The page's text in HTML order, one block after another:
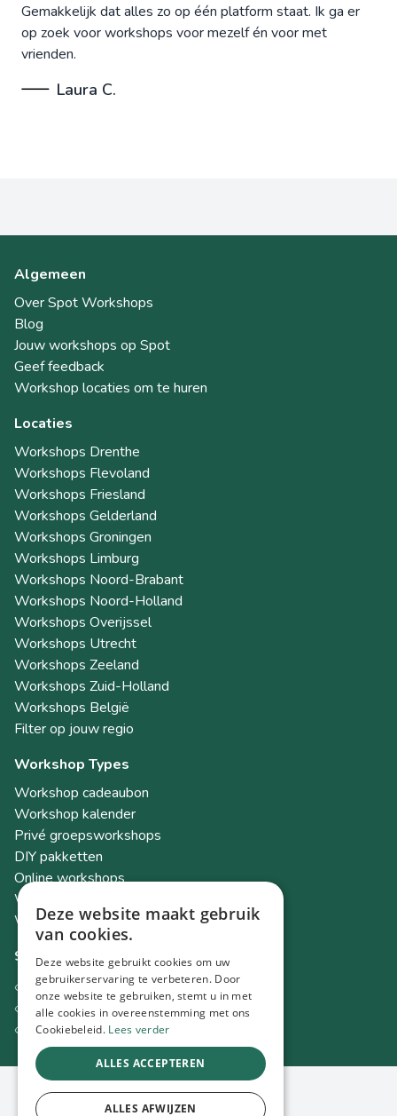
Gemakkelijk dat alles zo op één platform staat. Ik ga er
op zoek voor workshops voor mezelf én voor met
vrienden.
Laura C.
Algemeen
Over Spot Workshops
Blog
Jouw workshops op Spot
Geef feedback
Workshop locaties om te huren
Locaties
Workshops Drenthe
Workshops Flevoland
Workshops Friesland
Workshops Gelderland
Workshops Groningen
Workshops Limburg
Workshops Noord-Brabant
Workshops Noord-Holland
Workshops Overijssel
Workshops Utrecht
Workshops Zeeland
Workshops Zuid-Holland
Workshops België
Filter op jouw regio
Workshop Types
Workshop cadeaubon
Workshop kalender
Privé groepsworkshops
DIY pakketten
Online workshops
Workshops als teambuilding
Workshop Academy
Socials
Instagram
Facebook
TikTok
© 2026 Spot Workshops
Deze website maakt gebruik
van cookies.
Deze website gebruikt cookies om uw
gebruikerservaring te verbeteren. Door
onze website te gebruiken, stemt u in met
alle cookies in overeenstemming met ons
Cookiebeleid. Lees verder
ALLES ACCEPTEREN
ALLES AFWIJZEN